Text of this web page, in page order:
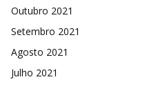
Outubro 2021
Setembro 2021
Agosto 2021
Julho 2021